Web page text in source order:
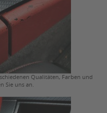
Qualitäten, Farben und
Sie uns an.